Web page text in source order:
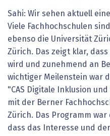
Sahi: Wir sehen aktuell
Viele Fachhochschulen
ebenso die Universität
Zürich. Das zeigt klar,
wird und zunehmend an
wichtiger Meilenstein war
"CAS Digitale Inklusion
mit der Berner
Zürich. Das Programm
dass das Interesse und